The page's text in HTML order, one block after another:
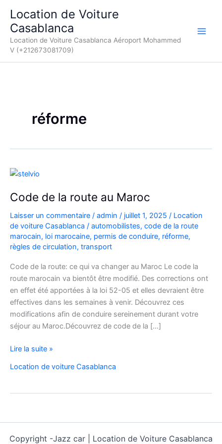
contenu
Location de Voiture
Casablanca
Location de Voiture Casablanca Aéroport Mohammed
V (+212673081709)
réforme
Code de la route au Maroc
Laisser un commentaire / admin / juillet 1, 2025 / Location
de voiture Casablanca / automobilistes, code de la route
marocain, loi marocaine, permis de conduire, réforme,
règles de circulation, transport
Code de la route: ce qui va changer au Maroc Le code la
route marocain va bientôt être modifié. Des corrections ont
en effet été apportées à la loi 52-05 et elles devraient être
effectives dans les semaines à venir. Découvrez ces
modifications afin de conduire sereinement durant votre
séjour au Maroc.Découvrez de code de la […]
Code
la
au
Lire la suite »
Location de voiture Casablanca
Copyright -Jazz car | Location de Voiture Casablanca